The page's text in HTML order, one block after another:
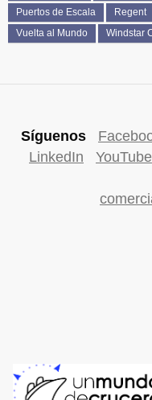
Puertos de Escala
Regent
Vuelta al Mundo
Windstar
Síguenos
LinkedIn
YouTube